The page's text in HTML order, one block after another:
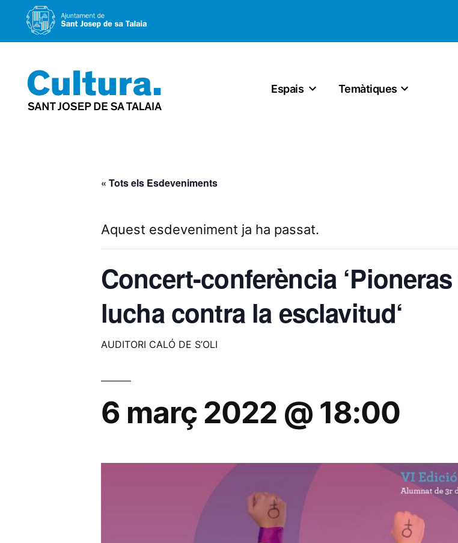
al
contingut
Espais Temàtiques
« Tots els Esdeveniments
Aquest esdeveniment ja ha passat.
Concert-conferència
lucha contra la esclavitud‘
AUDITORI CALÓ DE S’OLI
6 març 2022 @ 18:00